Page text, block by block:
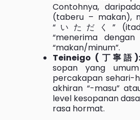
Contohnya,
(taberu – makan),
“いただく”
“menerima
“makan/minum”.
Teineigo (丁寧語):
sopan yang
percakapan sehari-
akhiran “-masu”
level kesopanan
rasa hormat.